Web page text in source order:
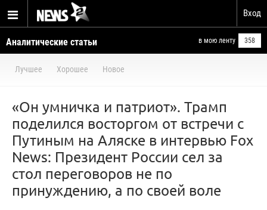
Вход
Аналитические статьи в мою ленту 358
Лучшее Хорошее Новое
«Он умничка и патриот». Трамп
поделился восторгом от встречи с
Путиным на Аляске в интервью Fox
News: Президент России сел за
стол переговоров не по
принуждению, а по своей воле